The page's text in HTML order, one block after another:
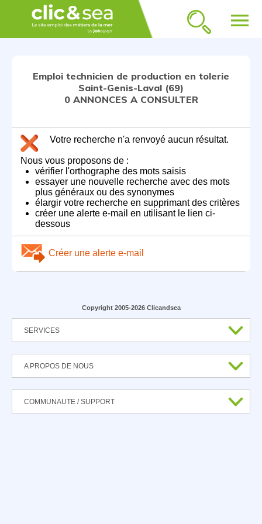
menu
Emploi technicien de production en tolerie
Saint-Genis-Laval (69)
0 ANNONCES A CONSULTER
Votre recherche n'a renvoyé aucun résultat.
Nous vous proposons de :
vérifier l'orthographe des mots saisis
essayer une nouvelle recherche avec des mots
plus généraux ou des synonymes
élargir votre recherche en supprimant des critères
créer une alerte e-mail en utilisant le lien ci-
dessous
Créer une alerte e-mail
Copyright 2005-2026 Clicandsea
SERVICES
A PROPOS DE NOUS
COMMUNAUTE / SUPPORT